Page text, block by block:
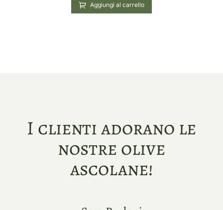
Aggiungi al carrello
I clienti adorano le
nostre olive
ascolane!